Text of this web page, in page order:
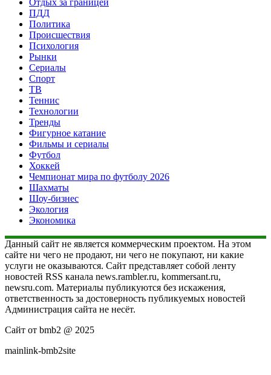
ПДД
Политика
Происшествия
Психология
Рынки
Сериалы
Спорт
ТВ
Теннис
Технологии
Тренды
Фигурное катание
Фильмы и сериалы
Футбол
Хоккей
Чемпионат мира по футболу 2026
Шахматы
Шоу-бизнес
Экология
Экономика
Данный сайт не является коммерческим проектом. На этом
сайте ни чего не продают, ни чего не покупают, ни какие
услуги не оказываются. Сайт представляет собой ленту
новостей RSS канала news.rambler.ru, kommersant.ru,
newsru.com. Материалы публикуются без искажения,
ответственность за достоверность публикуемых новостей
Администрация сайта не несёт.
Сайт от bmb2 @ 2025
mainlink-bmb2site